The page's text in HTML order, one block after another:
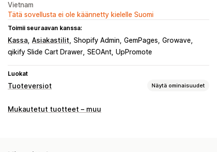
Vietnam
Tätä sovellusta ei ole käännetty kielelle Suomi
Toimii seuraavan kanssa:
Kassa Asiakastilit Shopify Admin GemPages Growave
qikify Slide Cart Drawer SEOAnt UpPromote
Luokat
Tuoteversiot Näytä ominaisuudet
Mukautukset
Mukautetut tuotteet – muu